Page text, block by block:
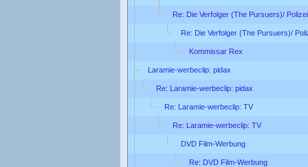
Re: Die Verfolger (The Pursuers)/
Re: Die Verfolger (The Pursuers)/
Kommissar Rex
Laramie-werbeclip: pidax
Re: Laramie-werbeclip: pidax
Re: Laramie-werbeclip: TV
Re: Laramie-werbeclip: TV
DVD Film-Werbung
Re: DVD Film-Werbung